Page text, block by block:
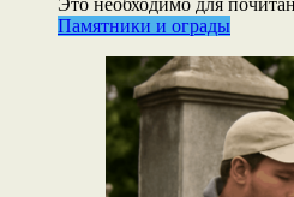
Это необходимо для
Памятники и ограды